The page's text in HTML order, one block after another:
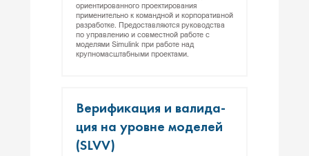
ориентированного проектирования
применительно к командной и корпоративной
разработке. Предоставляются руководства
по управлению и совместной работе с
моделями Simulink при работе над
крупномасштабными проектами.
Ве­рифи­кация и ва­лида­
ция на уров­не мо­делей
(SLVV)